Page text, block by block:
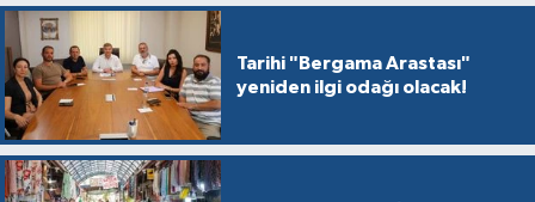
Tarihi "Bergama Arastası"
yeniden ilgi odağı olacak!